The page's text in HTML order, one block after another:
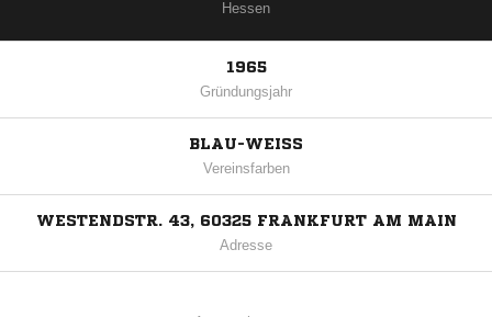
Hessen
1965
Gründungsjahr
BLAU-WEISS
Vereinsfarben
WESTENDSTR. 43, 60325 FRANKFURT AM MAIN
Adresse